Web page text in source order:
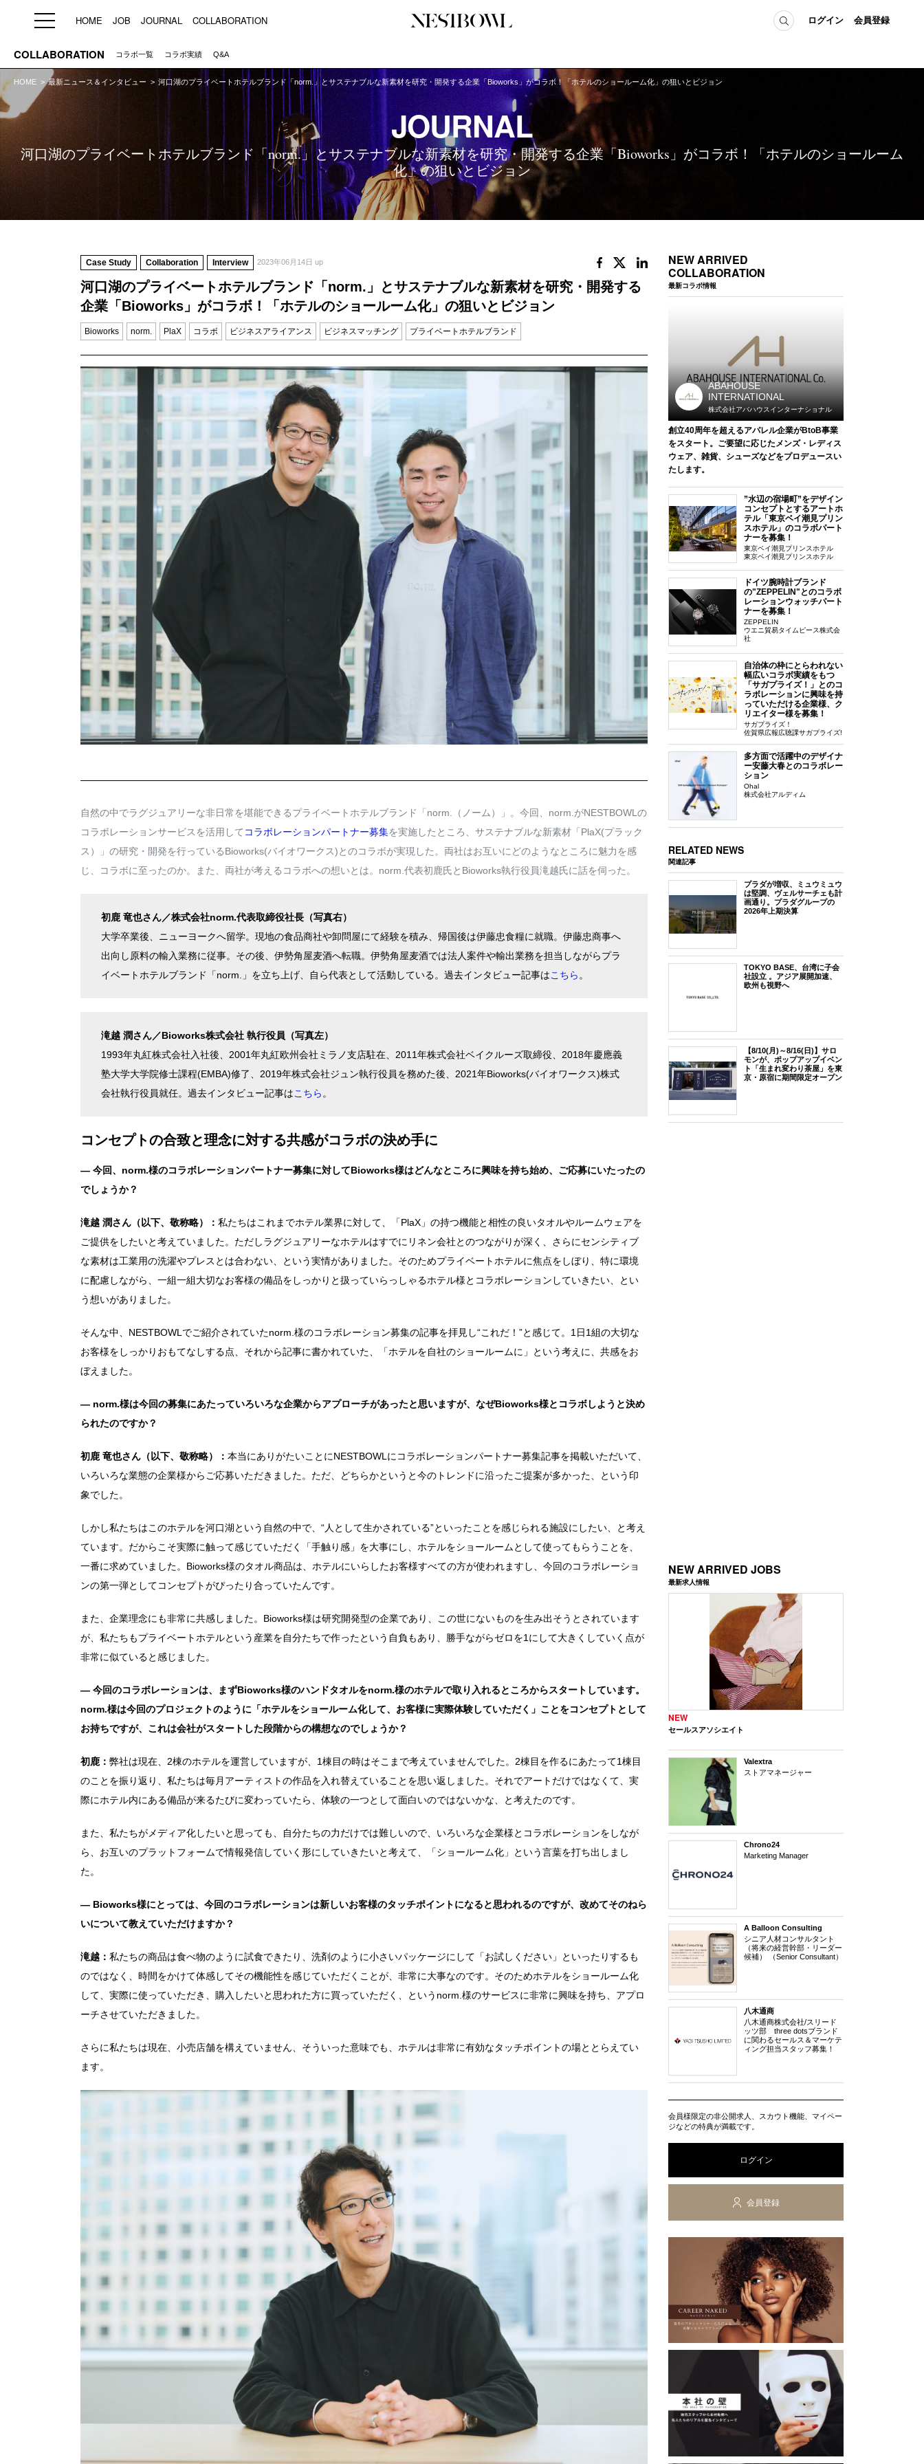
HOME JOB JOURNAL COLLABORATION ログイン 会員登録
HOME JOB
求人検索
新着求人
ブランド一覧
JOURNAL
インタビュー
エデュケーション
ニュース＆イベント
データ
COLLABORATION
コラボ募集一覧
コラボ募集記事
コラボ実績案内
SERVICE
Q&A
企業担当の方へ
企業ログイン
MEMBER
プライバシーポリシー 利用規約 運営会社
COLLABORATION コラボ一覧 コラボ実績 Q&A
HOME 最新ニュース＆インタビュー 河口湖のプライベートホテルブランド「norm.」とサステナブルな新素材を研究・開発する企業「Bioworks」がコラボ！「ホテルのショールーム化」の狙いとビジョン
JOURNAL
河口湖のプライベートホテルブランド「norm.」とサステナブルな新素材を研究・開発する企業「Bioworks」がコラボ！「ホテルのショールーム
化」の狙いとビジョン
Case Study Collaboration Interview 2023年06月14日 up
河口湖のプライベートホテルブランド「norm.」とサステナブルな新素材を研究・開発する
企業「Bioworks」がコラボ！「ホテルのショールーム化」の狙いとビジョン
Bioworks norm. PlaX コラボ ビジネスアライアンス ビジネスマッチング プライベートホテルブランド
自然の中でラグジュアリーな非日常を堪能できるプライベートホテルブランド「norm.（ノーム）」。今回、norm.がNESTBOWLの
コラボレーションサービスを活用して コラボレーションパートナー募集を実施したところ、サステナブルな新素材「PlaX(プラック
ス）」の研究・開発を行っているBioworks(バイオワークス)とのコラボが実現した。両社はお互いにどのようなところに魅力を感
じ、コラボに至ったのか。また、両社が考えるコラボへの想いとは。norm.代表初鹿氏とBioworks執行役員滝越氏に話を伺った。
初鹿 竜也さん／株式会社norm.代表取締役社長（写真右）
大学卒業後、ニューヨークへ留学。現地の食品商社や卸問屋にて経験を積み、帰国後は伊藤忠食糧に就職。伊藤忠商事へ
出向し原料の輸入業務に従事。その後、伊勢角屋麦酒へ転職。伊勢角屋麦酒では法人案件や輸出業務を担当しながらプラ
イベートホテルブランド「norm.」を立ち上げ、自ら代表として活動している。過去インタビュー記事はこちら 。
滝越 潤さん／Bioworks株式会社 執行役員（写真左）
1993年丸紅株式会社入社後、2001年丸紅欧州会社ミラノ支店駐在、2011年株式会社ベイクルーズ取締役、2018年慶應義
塾大学大学院修士課程(EMBA)修了、2019年株式会社ジュン執行役員を務めた後、2021年Bioworks(バイオワークス)株式
会社執行役員就任。過去インタビュー記事はこちら 。
コンセプトの合致と理念に対する共感がコラボの決め手に
― 今回、norm.様のコラボレーションパートナー募集に対してBioworks様はどんなところに興味を持ち始め、ご応募にいたったの
でしょうか？
滝越 潤さん（以下、敬称略）： 私たちはこれまでホテル業界に対して、「PlaX」の持つ機能と相性の良いタオルやルームウェアを
ご提供をしたいと考えていました。ただしラグジュアリーなホテルはすでにリネン会社とのつながりが深く、さらにセンシティブ
な素材は工業用の洗濯やプレスとは合わない、という実情がありました。そのためプライベートホテルに焦点をしぼり、特に環境
に配慮しながら、一組一組大切なお客様の備品をしっかりと扱っていらっしゃるホテル様とコラボレーションしていきたい、とい
う想いがありました。
そんな中、NESTBOWLでご紹介されていたnorm.様のコラボレーション募集の記事を拝見し“これだ！”と感じて。1日1組の大切な
お客様をしっかりおもてなしする点、それから記事に書かれていた、「ホテルを自社のショールームに」という考えに、共感をお
ぼえました。
― norm.様は今回の募集にあたっていろいろな企業からアプローチがあったと思いますが、なぜBioworks様とコラボしようと決め
られたのですか？
初鹿 竜也さん（以下、敬称略）： 本当にありがたいことにNESTBOWLにコラボレーションパートナー募集記事を掲載いただいて、
いろいろな業態の企業様からご応募いただきました。ただ、どちらかというと今のトレンドに沿ったご提案が多かった、という印
象でした。
しかし私たちはこのホテルを河口湖という自然の中で、“人として生かされている”といったことを感じられる施設にしたい、と考え
ています。だからこそ実際に触って感じていただく「手触り感」を大事にし、ホテルをショールームとして使ってもらうことを、
一番に求めていました。Bioworks様のタオル商品は、ホテルにいらしたお客様すべての方が使われますし、今回のコラボレーショ
ンの第一弾としてコンセプトがぴったり合っていたんです。
また、企業理念にも非常に共感しました。Bioworks様は研究開発型の企業であり、この世にないものを生み出そうとされています
が、私たちもプライベートホテルという産業を自分たちで作ったという自負もあり、勝手ながらゼロを1にして大きくしていく点が
非常に似ていると感じました。
― 今回のコラボレーションは、まずBioworks様のハンドタオルをnorm.様のホテルで取り入れるところからスタートしています。
norm.様は今回のプロジェクトのように「ホテルをショールーム化して、お客様に実際体験していただく」ことをコンセプトとして
お持ちですが、これは会社がスタートした段階からの構想なのでしょうか？
初鹿： 弊社は現在、2棟のホテルを運営していますが、1棟目の時はそこまで考えていませんでした。2棟目を作るにあたって1棟目
のことを振り返り、私たちは毎月アーティストの作品を入れ替えていることを思い返しました。それでアートだけではなくて、実
際にホテル内にある備品が来るたびに変わっていたら、体験の一つとして面白いのではないかな、と考えたのです。
また、私たちがメディア化したいと思っても、自分たちの力だけでは難しいので、いろいろな企業様とコラボレーションをしなが
ら、お互いのプラットフォームで情報発信していく形にしていきたいと考えて、「ショールーム化」という言葉を打ち出しまし
た。
― Bioworks様にとっては、今回のコラボレーションは新しいお客様のタッチポイントになると思われるのですが、改めてそのねら
いについて教えていただけますか？
滝越： 私たちの商品は食べ物のように試食できたり、洗剤のように小さいパッケージにして「お試しください」といったりするも
のではなく、時間をかけて体感してその機能性を感じていただくことが、非常に大事なのです。そのためホテルをショールーム化
して、実際に使っていただき、購入したいと思われた方に買っていただく、というnorm.様のサービスに非常に興味を持ち、アプロ
ーチさせていただきました。
さらに私たちは現在、小売店舗を構えていません、そういった意味でも、ホテルは非常に有効なタッチポイントの場ととらえてい
ます。
NEW ARRIVED
COLLABORATION
最新コラボ情報
ABAHOUSE
INTERNATIONAL
株式会社アバハウスインターナショナル
創立40周年を超えるアパレル企業がBtoB事業
をスタート。ご要望に応じたメンズ・レディス
ウェア、雑貨、シューズなどをプロデュースい
たします。
”水辺の宿場町”をデザイン
コンセプトとするアートホ
テル「東京ベイ潮見プリン
スホテル」のコラボパート
ナーを募集！
東京ベイ潮見プリンスホテル
東京ベイ潮見プリンスホテル
ドイツ腕時計ブランド
の"ZEPPELIN"とのコラボ
レーションウォッチパート
ナーを募集！
ZEPPELIN
ウエニ貿易タイムピース株式会
社
自治体の枠にとらわれない
幅広いコラボ実績をもつ
「サガプライズ！」とのコ
ラボレーションに興味を持
っていただける企業様、ク
リエイター様を募集！
サガプライズ！
佐賀県広報広聴課サガプライズ!
多方面で活躍中のデザイナ
ー安藤大春とのコラボレー
ション
Ohal
株式会社アルディム
RELATED NEWS
関連記事
プラダが増収、ミュウミュウ
は堅調、ヴェルサーチェも計
画通り。プラダグループの
2026年上期決算
TOKYO BASE、台湾に子会
社設立 。アジア展開加速、
欧州も視野へ
【8/10(月)～8/16(日)】サロ
モンが、ポップアップイベン
ト「生まれ変わり茶屋」を東
京・原宿に期間限定オープン
NEW ARRIVED JOBS
最新求人情報
NEW
セールスアソシエイト
Valextra
ストアマネージャー
Chrono24
Marketing Manager
A Balloon Consulting
シニア人材コンサルタント
（将来の経営幹部・リーダー
候補） （Senior Consultant）
八木通商
八木通商株式会社/スリード
ッツ部 three dotsブランド
に関わるセールス＆マーケテ
ィング担当スタッフ募集！
会員様限定の非公開求人、スカウト機能、マイペー
ジなどの特典が満載です。
ログイン
会員登録